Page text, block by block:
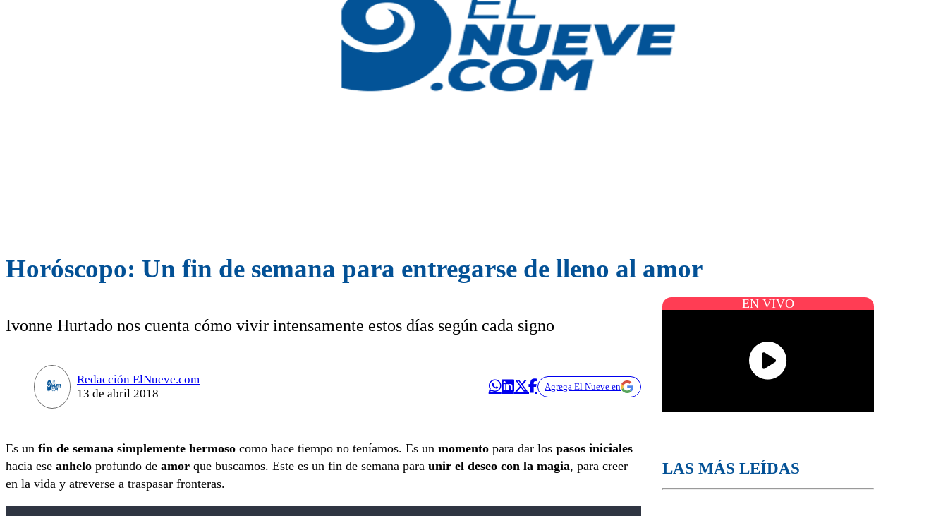
Horóscopo: Un fin de semana para entregarse de lleno al amor
Ivonne Hurtado nos cuenta cómo vivir intensamente estos días según cada signo
Redacción ElNueve.com
13 de abril 2018
Agrega El Nueve en
Es un fin de semana simplemente hermoso como hace tiempo no teníamos. Es un momento para dar los pasos iniciales
hacia ese anhelo profundo de amor que buscamos. Este es un fin de semana para unir el deseo con la magia, para creer
en la vida y atreverse a traspasar fronteras.
EN VIVO
LAS MÁS LEÍDAS